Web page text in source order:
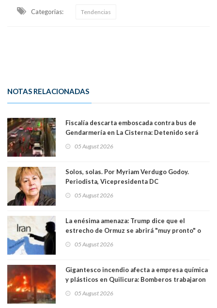
Categorias: Tendencias
NOTAS RELACIONADAS
Fiscalía descarta emboscada contra bus de
Gendarmería en La Cisterna: Detenido será
05 August 2026
Solos, solas. Por Myriam Verdugo Godoy.
Periodista, Vicepresidenta DC
05 August 2026
La enésima amenaza: Trump dice que el
estrecho de Ormuz se abrirá "muy pronto" o
05 August 2026
Gigantesco incendio afecta a empresa química
y plásticos en Quilicura: Bomberos trabajaron
05 August 2026